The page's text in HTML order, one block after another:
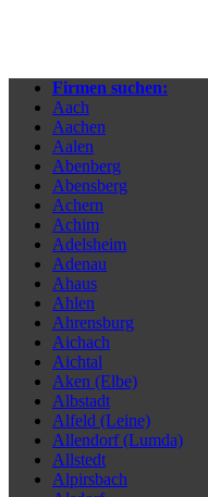
Firmen suchen:
Aach
Aachen
Aalen
Abenberg
Abensberg
Achern
Achim
Adelsheim
Adenau
Ahaus
Ahlen
Ahrensburg
Aichach
Aichtal
Aken (Elbe)
Albstadt
Alfeld (Leine)
Allendorf (Lumda)
Allstedt
Alpirsbach